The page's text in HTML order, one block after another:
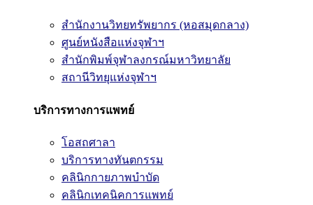
สำนักงานวิทยทรัพยากร (หอสมุดกลาง)
ศูนย์หนังสือแห่งจุฬาฯ
สำนักพิมพ์จุฬาลงกรณ์มหาวิทยาลัย
สถานีวิทยุแห่งจุฬาฯ
บริการทางการแพทย์
โอสถศาลา
บริการทางทันตกรรม
คลินิกกายภาพบำบัด
คลินิกเทคนิคการแพทย์